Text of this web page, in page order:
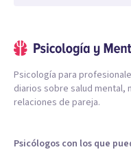
Psicología para
diarios sobre salud
relaciones de pareja.
Psicólogos con los que